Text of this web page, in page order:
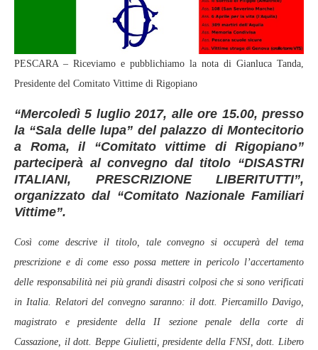
PESCARA – Riceviamo e pubblichiamo la nota di Gianluca Tanda,
Presidente del Comitato Vittime di Rigopiano
“Mercoledì 5 luglio 2017, alle ore 15.00, presso
la “Sala delle lupa” del palazzo di Montecitorio
a Roma, il “Comitato vittime di Rigopiano”
parteciperà al convegno dal titolo “DISASTRI
ITALIANI, PRESCRIZIONE LIBERITUTTI”,
organizzato dal “Comitato Nazionale Familiari
Vittime”.
Così come descrive il titolo, tale convegno si occuperà del tema
prescrizione e di come esso possa mettere in pericolo l’accertamento
delle responsabilità nei più grandi disastri colposi che si sono verificati
in Italia. Relatori del convegno saranno: il dott. Piercamillo Davigo,
magistrato e presidente della II sezione penale della corte di
Cassazione, il dott. Beppe Giulietti, presidente della FNSI, dott. Libero